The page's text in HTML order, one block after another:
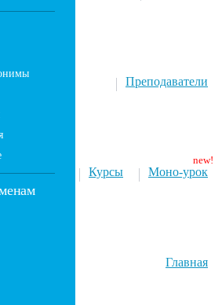
Преподаватели
Моно-урок
Курсы
Главная